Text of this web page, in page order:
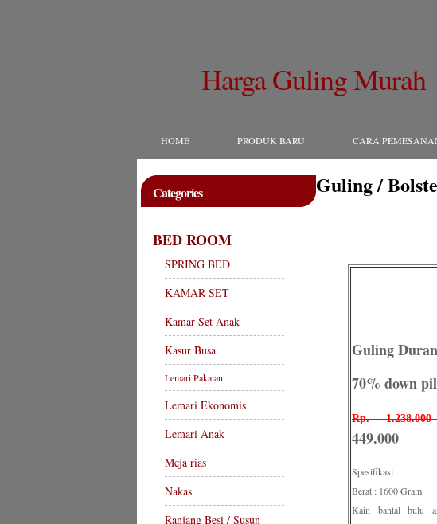
Harga Guling Murah
HOME PRODUK BARU CARA
Categories
BED ROOM
SPRING BED
KAMAR SET
Kamar Set Anak
Kasur Busa
Lemari Pakaian
Lemari Ekonomis
Lemari Anak
Meja rias
Nakas
Ranjang Besi / Susun
Guling /
Guling
70% down
Rp.
449.000
Spesifikasi
Berat : 1600 Gram
Kain bantal bulu